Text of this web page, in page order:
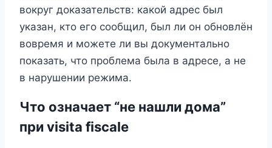
вокруг доказательств: какой адрес был
указан, кто его сообщил, был ли он обновлён
вовремя и можете ли вы документально
показать, что проблема была в адресе, а не
в нарушении режима.
Что означает “не нашли дома”
при visita fiscale